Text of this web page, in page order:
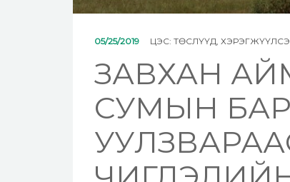
05/25/2019 ЦЭС: ТӨСЛҮҮД
ЗАВХАН
СУМЫН